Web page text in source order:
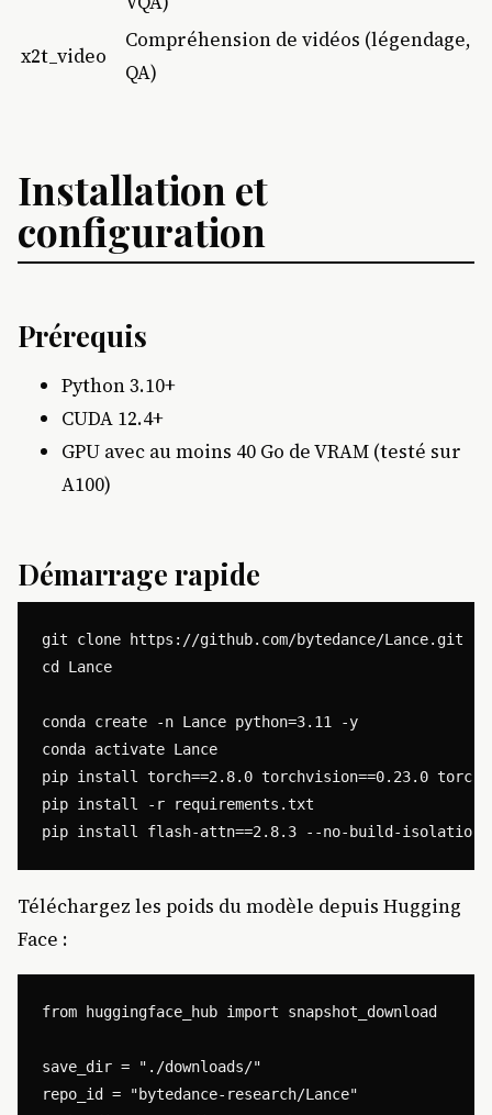
x2t_video
Compréhension de vidéos (légendage,
QA)
Installation et
configuration
Prérequis
Python 3.10+
CUDA 12.4+
GPU avec au moins 40 Go de VRAM (testé sur
A100)
Démarrage rapide
git clone https://github.com/bytedance/Lance.git
cd Lance
conda create -n Lance python=3.11 -y
conda activate Lance
pip install torch==2.8.0 torchvision==0.23.0
pip install -r requirements.txt
Téléchargez les poids du modèle depuis Hugging
Face :
from huggingface_hub import snapshot_download
save_dir = "./downloads/"
repo_id = "bytedance-research/Lance"